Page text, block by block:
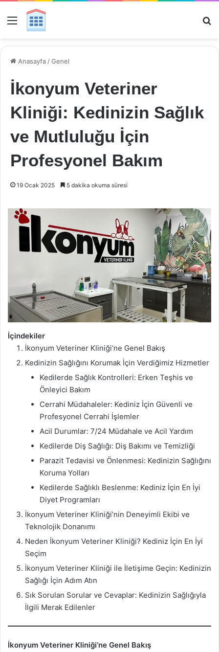
Menü
Anasayfa /Genel
İkonyum Veteriner
Kliniği: Kedinizin Sağlık
ve Mutluluğu İçin
Profesyonel Bakım
19 Ocak 2025 5 dakika okuma süresi
İçindekiler
İkonyum Veteriner Kliniği’ne Genel Bakış
Kedinizin Sağlığını Korumak İçin Verdiğimiz Hizmetler
Kedilerde Sağlık Kontrolleri: Erken Teşhis ve
Önleyici Bakım
Cerrahi Müdahaleler: Kediniz İçin Güvenli ve
Profesyonel Cerrahi İşlemler
Acil Durumlar: 7/24 Müdahale ve Acil Yardım
Kedilerde Diş Sağlığı: Diş Bakımı ve Temizliği
Parazit Tedavisi ve Önlenmesi: Kedinizin Sağlığını
Koruma Yolları
Kedilerde Sağlıklı Beslenme: Kediniz İçin En İyi
Diyet Programları
İkonyum Veteriner Kliniği’nin Deneyimli Ekibi ve
Teknolojik Donanımı
Neden İkonyum Veteriner Kliniği? Kediniz İçin En İyi
Seçim
İkonyum Veteriner Kliniği ile İletişime Geçin: Kedinizin
Sağlığı İçin Adım Atın
Sık Sorulan Sorular ve Cevaplar: Kedinizin Sağlığıyla
İlgili Merak Edilenler
İkonyum Veteriner Kliniği’ne Genel Bakış